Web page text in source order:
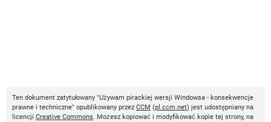
Ten dokument zatytułowany "Używam pirackiej wersji Windowsa - konsekwencje
prawne i techniczne" opublikowany przez CCM (pl.ccm.net) jest udostępniany na
licencji Creative Commons. Możesz kopiować i modyfikować kopie tej strony, na